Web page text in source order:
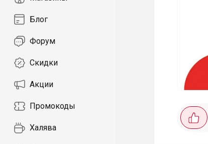
Блог
Форум
Скидки
Акции
Промокоды
Халява